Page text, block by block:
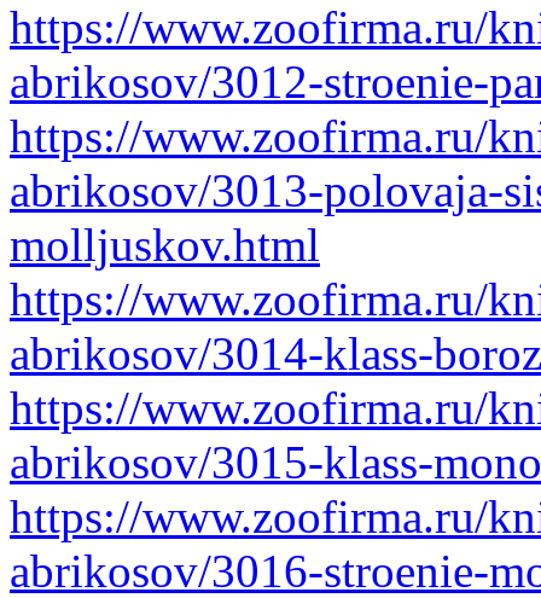
https://www.zoofirma.ru/
abrikosov/3012-stroenie-
https://www.zoofirma.ru/
abrikosov/3013-polovaja-
molljuskov.html
https://www.zoofirma.ru/
abrikosov/3014-klass-
https://www.zoofirma.ru/
abrikosov/3015-klass-
https://www.zoofirma.ru/
abrikosov/3016-stroenie-